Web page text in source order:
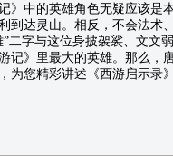
》中的英雄角色无疑应该是
到达灵山。相反，不会法术
”二字与这位身披袈裟、文文
记》里最大的英雄。那么，
为您精彩讲述《西游启示录